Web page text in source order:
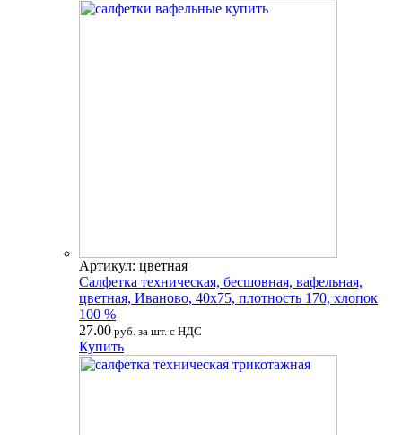
Артикул: цветная
Салфетка техническая, бесшовная, вафельная,
цветная, Иваново, 40х75, плотность 170, хлопок
100 %
27.00 руб. за шт. с НДС
Купить